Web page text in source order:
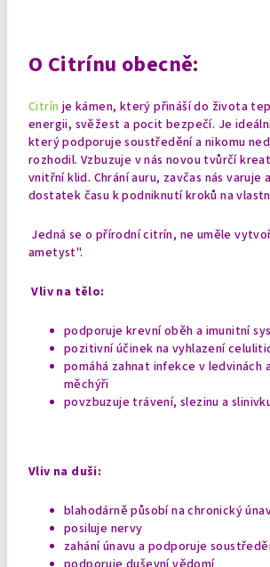
O Citrínu obecně:
Citrín je kámen, který přináší do života
energii, svěžest a pocit bezpečí. Je
který podporuje soustředění a nikomu
rozhodil. Vzbuzuje v nás novou tvůrčí
vnitřní klid. Chrání auru, zavčas nás varuje
dostatek času k podniknutí kroků na
Jedná se o přírodní citrín, ne uměle
ametyst".
Vliv na tělo:
podporuje krevní oběh a imunitní
pozitivní účinek na vyhlazení
pomáhá zahnat infekce v ledvinách
měchýři
povzbuzuje trávení, slezinu a
Vliv na duši:
blahodárně působí na chronický
posiluje nervy
zahání únavu a podporuje